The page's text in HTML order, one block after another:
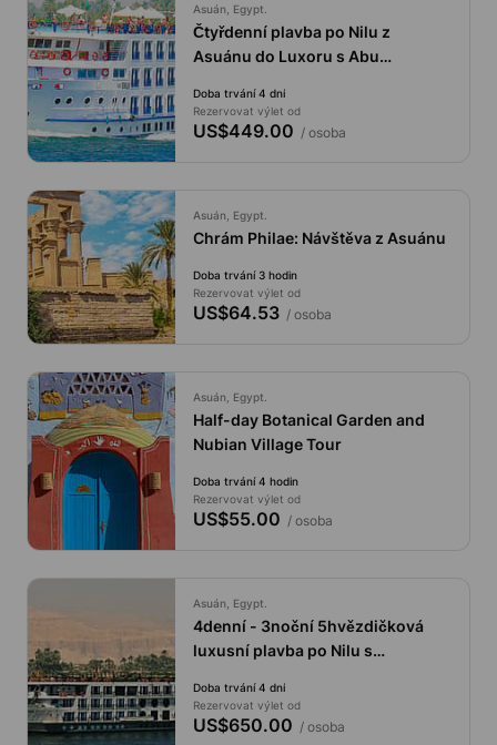
Asuán, Egypt.
Čtyřdenní plavba po Nilu z
Asuánu do Luxoru s Abu
horkovzdušným balónem.
Doba trvání 4 dní
Rezervovat výlet od
US$449.00 / osoba
Asuán, Egypt.
Chrám Philae: Návštěva z Asuánu
Doba trvání 3 hodin
Rezervovat výlet od
US$64.53/ osoba
Asuán, Egypt.
Half-day Botanical Garden and
Nubian Village Tour
Doba trvání 4 hodin
Rezervovat výlet od
US$55.00 / osoba
Asuán, Egypt.
4denní - 3noční 5hvězdičková
luxusní plavba po Nilu s
Doba trvání 4 dní
Rezervovat výlet od
US$650.00 / osoba